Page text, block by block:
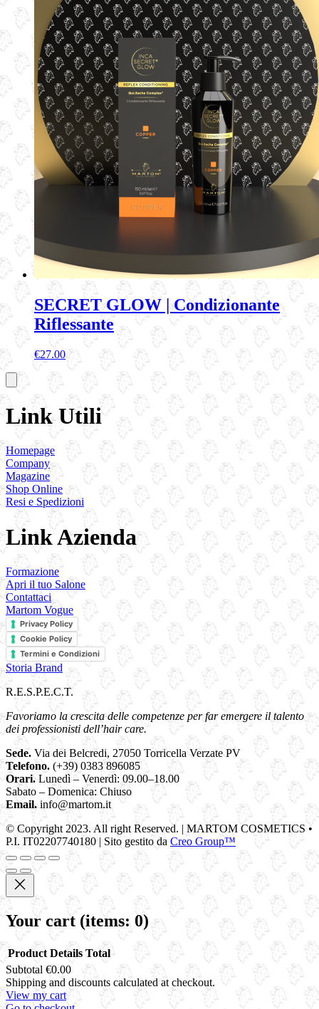
SECRET GLOW | Condizionante
Riflessante
€27.00
Link Utili
Homepage
Company
Magazine
Shop Online
Resi e Spedizioni
Link Azienda
Formazione
Apri il tuo Salone
Contattaci
Martom Vogue
Privacy Policy
Cookie Policy
Termini e Condizioni
Storia Brand
R.E.S.P.E.C.T.
Favoriamo la crescita delle competenze per far emergere il talento
dei professionisti dell’hair care.
Sede. Via dei Belcredi, 27050 Torricella Verzate PV
Telefono. (+39) 0383 896085
Orari.Lunedì – Venerdì: 09.00–18.00
Sabato – Domenica: Chiuso
Email. info@martom.it
© Copyright 2023. All right Reserved. | MARTOM COSMETICS •
P.I. IT02207740180 | Sito gestito da Creo Group™
Your cart (items: 0)
Products
in
Product Details Total
Subtotal €0.00
Shipping and discounts calculated at checkout.
View my cart